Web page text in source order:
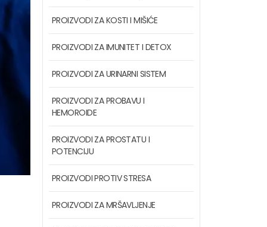
PROIZVODI ZA KOSTI I MIŠIĆE
PROIZVODI ZA IMUNITET I DETOX
PROIZVODI ZA URINARNI SISTEM
PROIZVODI ZA PROBAVU I
HEMOROIDE
PROIZVODI ZA PROSTATU I
POTENCIJU
PROIZVODI PROTIV STRESA
PROIZVODI ZA MRŠAVLJENJE